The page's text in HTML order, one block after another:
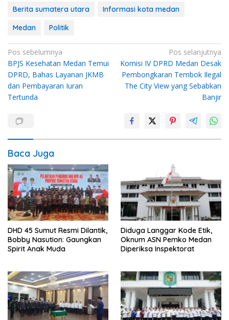
Berita sumatera utara
Informasi kota medan
Medan
Politik
Navigasi
pos
Pos sebelumnya
BPJS Kesehatan Medan Temui
DPRD, Bahas Layanan JKMB
dan Pembayaran Iuran
Tertunda
Pos selanjutnya
Komisi IV DPRD Medan Desak
Pembongkaran Tembok Ilegal
The City View yang Sebabkan
Banjir
Baca Juga
DHD 45 Sumut Resmi Dilantik,
Bobby Nasution: Gaungkan
Spirit Anak Muda
Diduga Langgar Kode Etik,
Oknum ASN Pemko Medan
Diperiksa Inspektorat